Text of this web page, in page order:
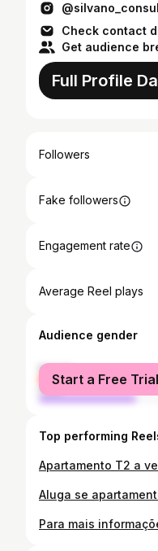
Check contact
Get audience
Full Profile
Followers
Fake followers
Engagement rate
Average Reel plays
Audience gender
female
male
Start a Free
Top performing